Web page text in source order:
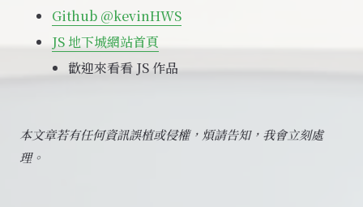
Github @kevinHWS
JS 地下城網站首頁
歡迎來看看 JS 作品
本文章若有任何資訊誤植或侵權，煩請告知，我會立刻處
理。